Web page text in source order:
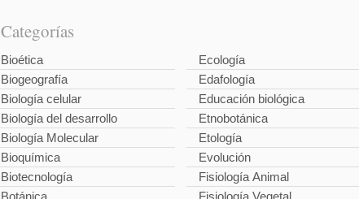
Categorías
Bioética
Biogeografía
Biología celular
Biología del desarrollo
Biología Molecular
Bioquímica
Biotecnología
Botánica
Ecología
Edafología
Educación biológica
Etnobotánica
Etología
Evolución
Fisiología Animal
Fisiología Vegetal